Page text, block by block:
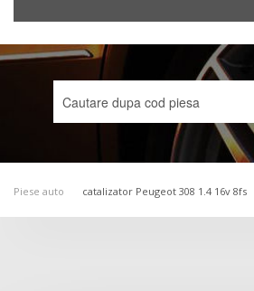
Piese auto catalizator Peugeot 308 1.4 16v 8fs